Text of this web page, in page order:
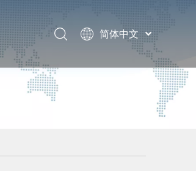
简体中文
English